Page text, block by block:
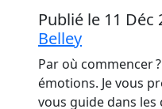
Publié le 11 Déc
Belley
Par où commencer
émotions. Je vous
vous guide dans les